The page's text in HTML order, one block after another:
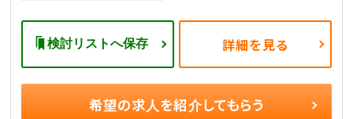
検討リストへ保存 詳細を見る
希望の求人を紹介してもらう